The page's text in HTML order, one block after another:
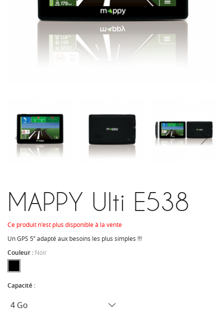
MAPPY Ulti E538
Ce produit n'est plus disponible à la vente
Un GPS 5’’ adapté aux besoins les plus simples !!!
Couleur : Noir
Capacité :